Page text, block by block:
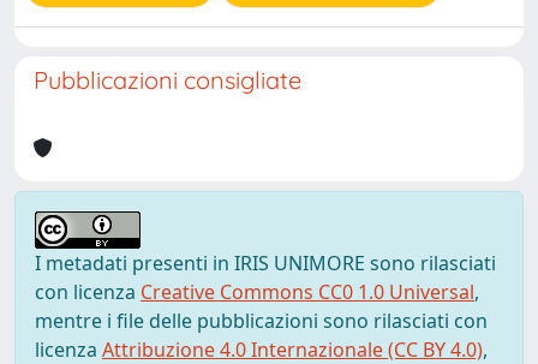
Pubblicazioni consigliate
I metadati presenti in IRIS UNIMORE sono rilasciati
con licenza Creative Commons CC0 1.0 Universal,
mentre i file delle pubblicazioni sono rilasciati con
licenza Attribuzione 4.0 Internazionale (CC BY 4.0),